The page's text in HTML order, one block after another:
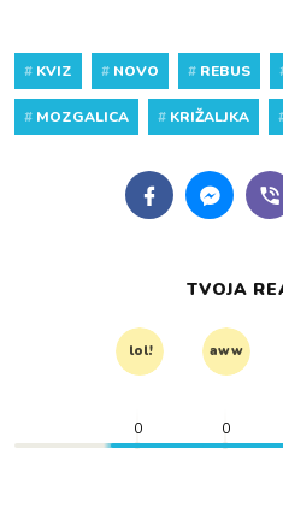
# KVIZ # NOVO # REBUS
# MOZGALICA # KRIŽALJKA
TVOJA
lol! aww
0 0